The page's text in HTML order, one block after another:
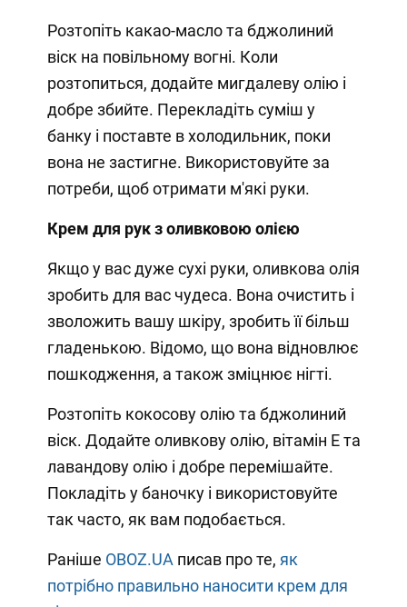
Розтопіть какао-масло та бджолиний
віск на повільному вогні. Коли
розтопиться, додайте мигдалеву олію і
добре збийте. Перекладіть суміш у
банку і поставте в холодильник, поки
вона не застигне. Використовуйте за
потреби, щоб отримати м'які руки.
Крем для рук з оливковою олією
Якщо у вас дуже сухі руки, оливкова олія
зробить для вас чудеса. Вона очистить і
зволожить вашу шкіру, зробить її більш
гладенькою. Відомо, що вона відновлює
пошкодження, а також зміцнює нігті.
Розтопіть кокосову олію та бджолиний
віск. Додайте оливкову олію, вітамін Е та
лавандову олію і добре перемішайте.
Покладіть у баночку і використовуйте
так часто, як вам подобається.
Раніше OBOZ.UA писав про те, як
потрібно правильно наносити крем для